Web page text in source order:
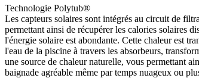
Technologie Polytub®
Les capteurs solaires sont intégrés au circuit de
permettant ainsi de récupérer les calories solaires
l'énergie solaire est abondante. Cette chaleur est
l'eau de la piscine à travers les absorbeurs,
une source de chaleur naturelle, vous permettant
baignade agréable même par temps nuageux ou